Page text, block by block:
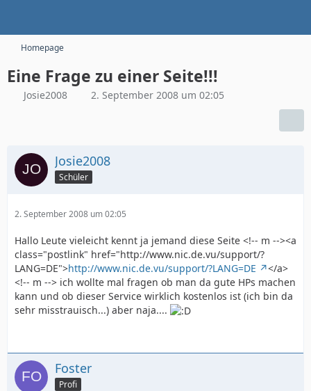
Homepage
Eine Frage zu einer Seite!!!
Josie2008 2. September 2008 um 02:05
Josie2008
Schüler
2. September 2008 um 02:05
Hallo Leute vieleicht kennt ja jemand diese Seite <!-- m --><a
class="postlink" href="http://www.nic.de.vu/support/?
LANG=DE">http://www.nic.de.vu/support/?LANG=DE
</a>
<!-- m --> ich wollte mal fragen ob man da gute HPs machen
kann und ob dieser Service wirklich kostenlos ist (ich bin da
sehr misstrauisch...) aber naja....
Foster
Profi